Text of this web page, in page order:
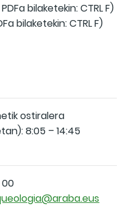
bilaketekin: CTRL F)
bilaketekin: CTRL F)
ostiralera
8:05 – 14:45